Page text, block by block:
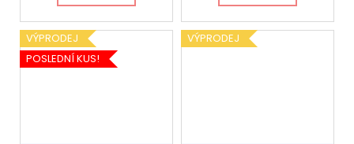
VÝPRODEJ
POSLEDNÍ KUS!
VÝPRODEJ